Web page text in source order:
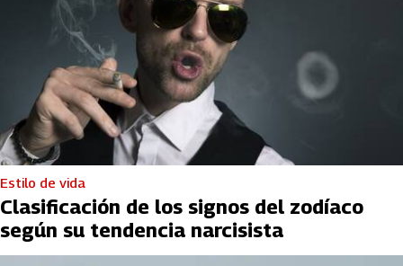
Estilo de vida
Clasificación de los signos del zodíaco
según su tendencia narcisista